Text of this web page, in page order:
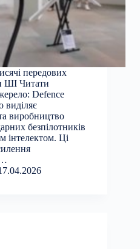
передових
ШІ Читати
Defence
виділяє
виробництво
безпілотників
інтелектом. Ці